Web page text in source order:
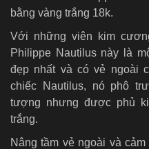
bằng vàng trắng 18k.
Với những viên kim
Philippe Nautilus này là
đẹp nhất và có vẻ ngoài
chiếc Nautilus, nó phô
tượng nhưng được phủ
trắng.
Nâng tầm vẻ ngoài và